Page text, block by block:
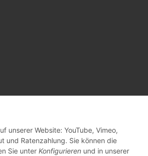
unserer Website: YouTube, Vimeo,
und Ratenzahlung. Sie können die
Sie unter Konfigurieren und in unserer